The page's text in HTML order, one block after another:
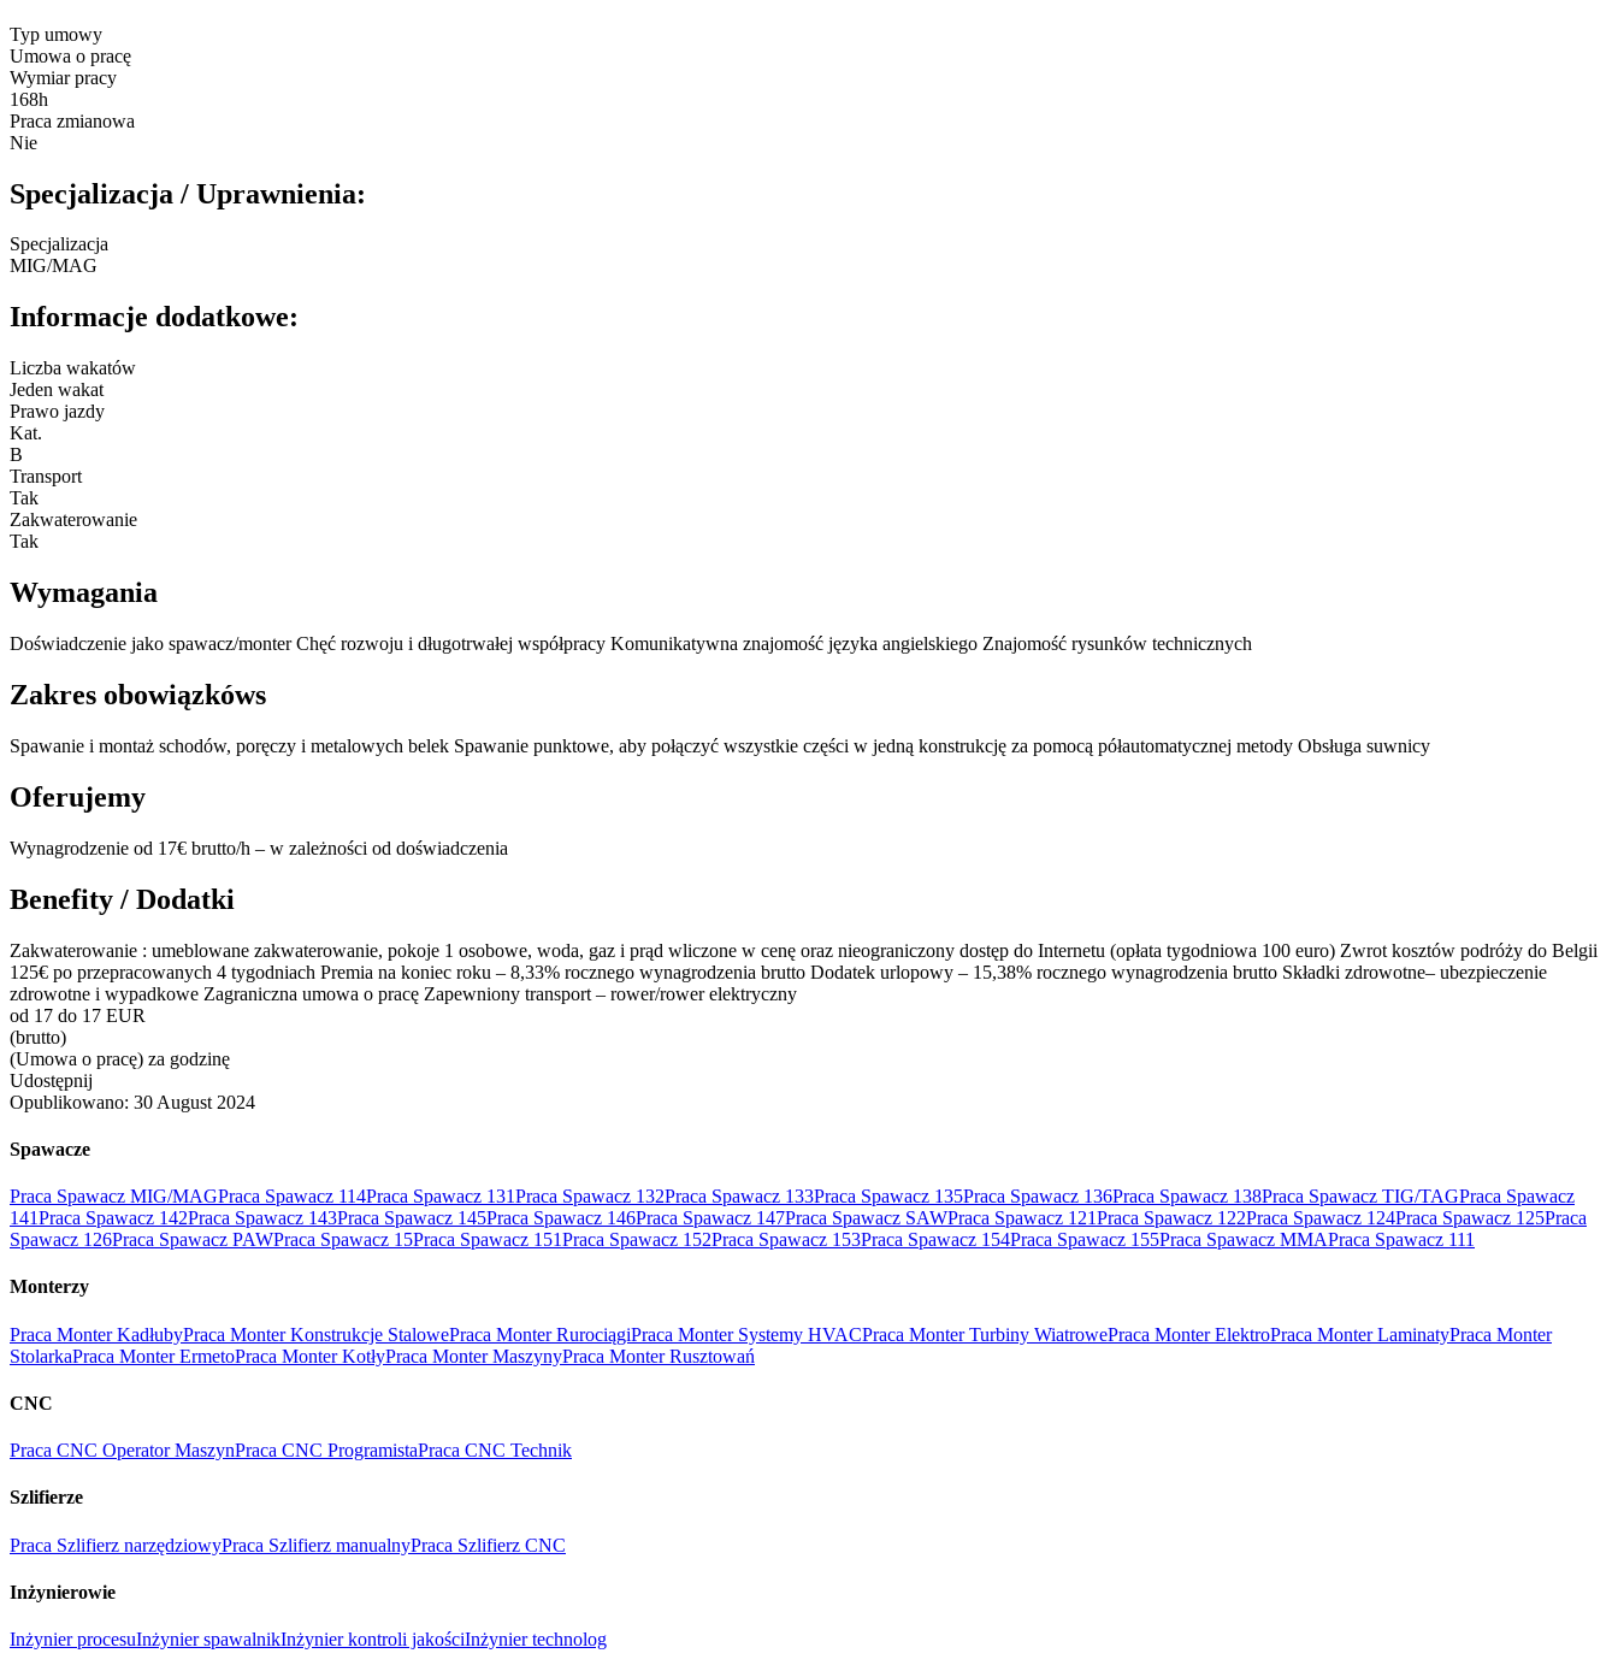
Typ umowy
Umowa o pracę
Wymiar pracy
168h
Praca zmianowa
Nie
Specjalizacja / Uprawnienia:
Specjalizacja
MIG/MAG
Informacje dodatkowe:
Liczba wakatów
Jeden wakat
Prawo jazdy
Kat.
B
Transport
Tak
Zakwaterowanie
Tak
Wymagania
Doświadczenie jako spawacz/monter Chęć rozwoju i długotrwałej współpracy Komunikatywna znajomość języka angielskiego Znajomość rysunków technicznych
Zakres obowiązkóws
Spawanie i montaż schodów, poręczy i metalowych belek Spawanie punktowe, aby połączyć wszystkie części w jedną konstrukcję za pomocą półautomatycznej metody Obsługa suwnicy
Oferujemy
Wynagrodzenie od 17€ brutto/h – w zależności od doświadczenia
Benefity / Dodatki
Zakwaterowanie : umeblowane zakwaterowanie, pokoje 1 osobowe, woda, gaz i prąd wliczone w cenę oraz nieograniczony dostęp do Internetu (opłata tygodniowa 100 euro) Zwrot kosztów podróży do Belgii
125€ po przepracowanych 4 tygodniach Premia na koniec roku – 8,33% rocznego wynagrodzenia brutto Dodatek urlopowy – 15,38% rocznego wynagrodzenia brutto Składki zdrowotne– ubezpieczenie
zdrowotne i wypadkowe Zagraniczna umowa o pracę Zapewniony transport – rower/rower elektryczny
od 17 do 17 EUR
(brutto)
(Umowa o pracę) za godzinę
Udostępnij
Opublikowano: 30 August 2024
Spawacze
Praca Spawacz MIG/MAGPraca Spawacz 114Praca Spawacz 131Praca Spawacz 132Praca Spawacz 133Praca Spawacz 135Praca Spawacz 136Praca Spawacz 138Praca Spawacz TIG/TAGPraca Spawacz
141Praca Spawacz 142Praca Spawacz 143Praca Spawacz 145Praca Spawacz 146Praca Spawacz 147Praca Spawacz SAWPraca Spawacz 121Praca Spawacz 122Praca Spawacz 124Praca Spawacz 125Praca
Spawacz 126Praca Spawacz PAWPraca Spawacz 15Praca Spawacz 151Praca Spawacz 152Praca Spawacz 153Praca Spawacz 154Praca Spawacz 155Praca Spawacz MMAPraca Spawacz 111
Monterzy
Praca Monter KadłubyPraca Monter Konstrukcje StalowePraca Monter RurociągiPraca Monter Systemy HVACPraca Monter Turbiny WiatrowePraca Monter ElektroPraca Monter LaminatyPraca Monter
StolarkaPraca Monter ErmetoPraca Monter KotłyPraca Monter MaszynyPraca Monter Rusztowań
CNC
Praca CNC Operator MaszynPraca CNC ProgramistaPraca CNC Technik
Szlifierze
Praca Szlifierz narzędziowyPraca Szlifierz manualnyPraca Szlifierz CNC
Inżynierowie
Inżynier procesuInżynier spawalnikInżynier kontroli jakościInżynier technolog